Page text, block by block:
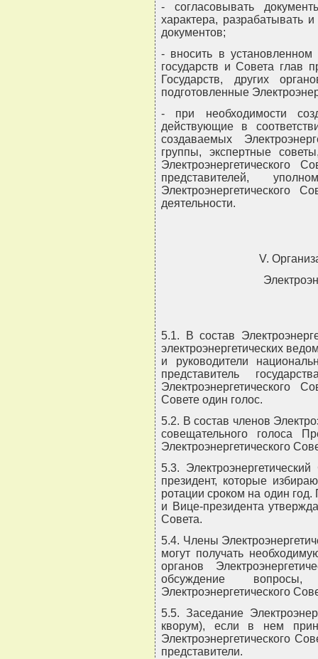
- согласовывать
характера, разрабатывать
документов;
- вносить в
государств и Совета глав
Государств, других
подготовленные
- при необходимости
действующие в
создаваемых
группы, экспертные
Электроэнергетического
представителей,
Электроэнергетического
деятельности.
V.
5.1. В состав
электроэнергетических
и руководители
представитель
Электроэнергетического
Совете один голос.
5.2. В состав членов
совещательного голоса
Электроэнергетического
5.3.
президент, которые
ротации сроком на один
и Вице-президента
Совета.
5.4. Члены
могут получать
органов
обсуждение
Электроэнергетического
5.5. Заседание
кворум), если в нем
Электроэнергетического
представители.